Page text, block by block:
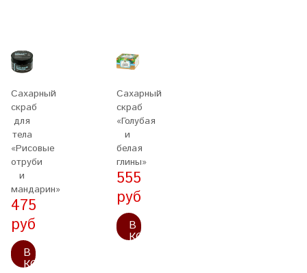
Сахарный
скраб
для
тела
«Рисовые
отруби
и
мандарин»
475
руб
В
КОРЗИНУ
Сахарный
скраб
«Голубая
и
белая
глины»
555
руб
В
КОРЗИНУ